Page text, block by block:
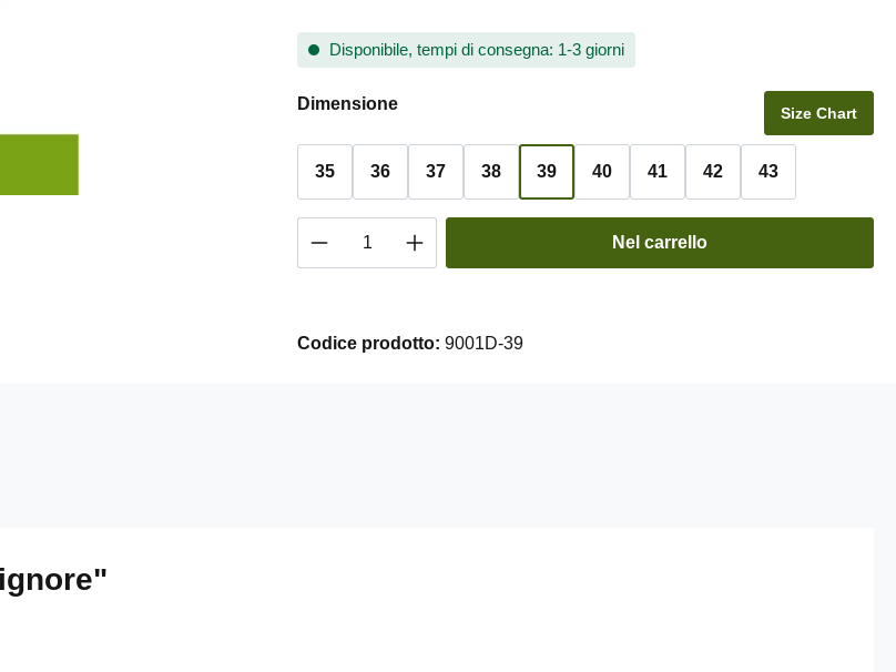
Disponibile, tempi di consegna: 1-3 giorni
Seleziona
Dimensione Size Chart
35 36 37 38 39 40 41 42 43
Quantità del prodotto: inserisci la quantità
Nel carrello
Codice prodotto: 9001D-39